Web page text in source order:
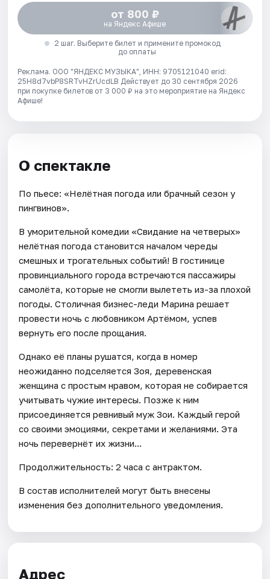
от 800 ₽
на Яндекс Афише
2 шаг. Выберите билет и примените промокод
до оплаты
Реклама. ООО "ЯНДЕКС МУЗЫКА", ИНН: 9705121040 erid:
25H8d7vbP8SRTvHZrUcdLB Действует до 30 сентября 2026
при покупке билетов от 3 000 ₽ на это мероприятие на Яндекс
Афише!
О спектакле
По пьесе: «Нелётная погода или брачный сезон у
пингвинов».
В уморительной комедии «Свидание на четверых»
нелётная погода становится началом череды
смешных и трогательных событий! В гостинице
провинциального города встречаются пассажиры
самолёта, которые не смогли вылететь из-за плохой
погоды. Столичная бизнес-леди Марина решает
провести ночь с любовником Артёмом, успев
вернуть его после прощания.
Однако её планы рушатся, когда в номер
неожиданно подселяется Зоя, деревенская
женщина с простым нравом, которая не собирается
учитывать чужие интересы. Позже к ним
присоединяется ревнивый муж Зои. Каждый герой
со своими эмоциями, секретами и желаниями. Эта
ночь перевернёт их жизни...
Продолжительность: 2 часа с антрактом.
В состав исполнителей могут быть внесены
изменения без дополнительного уведомления.
Адрес